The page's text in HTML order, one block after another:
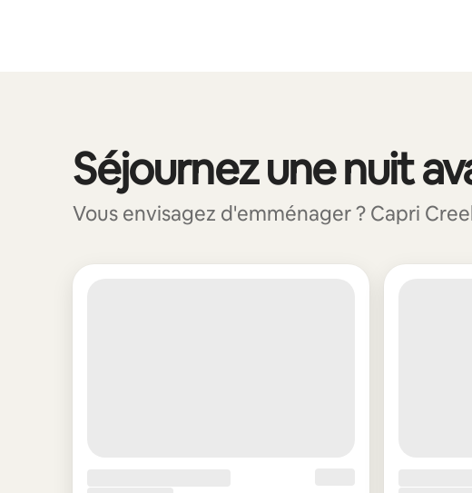
Séjournez une nuit
Vous envisagez d'emménager ? Capri
0 sur 0 élément visible